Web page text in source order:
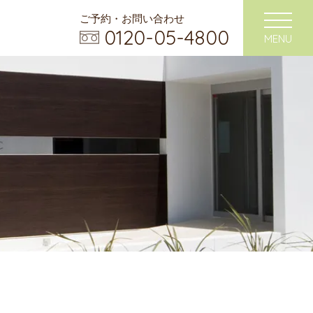
ご予約・お問い合わせ
0120-05-4800 MENU